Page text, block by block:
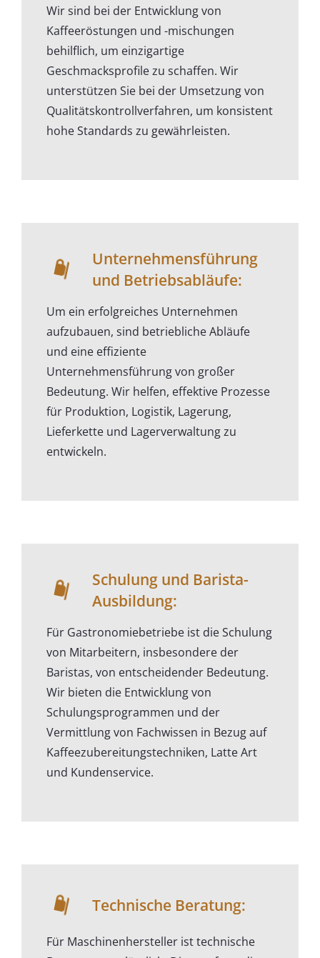
Wir sind bei der Entwicklung von
Kaffeeröstungen und -mischungen
behilflich, um einzigartige
Geschmacksprofile zu schaffen. Wir
unterstützen Sie bei der Umsetzung von
Qualitätskontrollverfahren, um konsistent
hohe Standards zu gewährleisten.
Unternehmensführung
und Betriebsabläufe:
Um ein erfolgreiches Unternehmen
aufzubauen, sind betriebliche Abläufe
und eine effiziente
Unternehmensführung von großer
Bedeutung. Wir helfen, effektive Prozesse
für Produktion, Logistik, Lagerung,
Lieferkette und Lagerverwaltung zu
entwickeln.
Schulung und Barista-
Ausbildung:
Für Gastronomiebetriebe ist die Schulung
von Mitarbeitern, insbesondere der
Baristas, von entscheidender Bedeutung.
Wir bieten die Entwicklung von
Schulungsprogrammen und der
Vermittlung von Fachwissen in Bezug auf
Kaffeezubereitungstechniken, Latte Art
und Kundenservice.
Technische Beratung:
Für Maschinenhersteller ist technische